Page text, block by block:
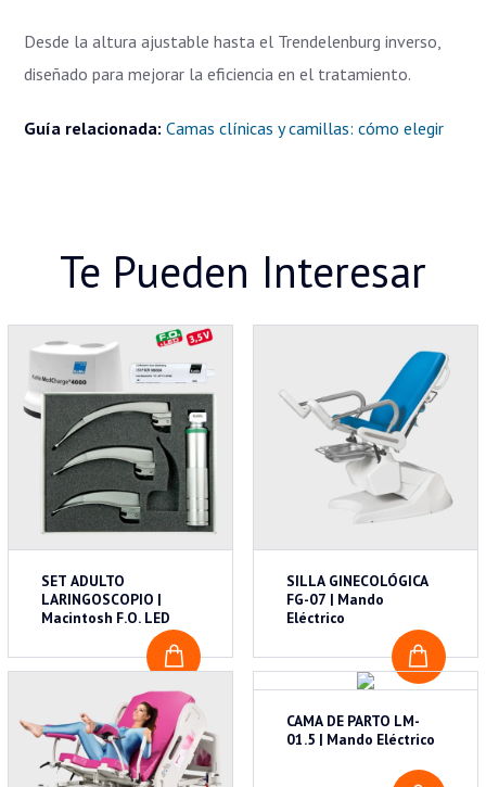
Desde la altura ajustable hasta el Trendelenburg inverso,
diseñado para mejorar la eficiencia en el tratamiento.
Guía relacionada: Camas clínicas y camillas: cómo elegir
Te Pueden Interesar
COTIZAR
SET ADULTO
LARINGOSCOPIO |
Macintosh F.O. LED
SILLA GINECOLÓGICA
FG-07 | Mando
Eléctrico
CAMA DE PARTO LM-
01.5 | Mando Eléctrico